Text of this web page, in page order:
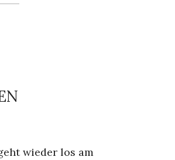
wieder los am